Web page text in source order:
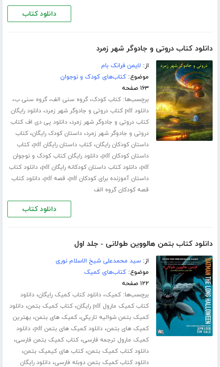
دانلود کتاب
دانلود کتاب دروتی و جادوگر شهر زمرد
از: لایمن فرانک بام
موضوع:کتاب‌های کودک و نوجوان
۱۶۳ صفحه
برچسب‌ها:کتاب کودک،گروه سنی الف،گروه سنی ب،
دانلود pdf کتاب دروتی و جادوگر شهر زمرد ،دانلود رایگان
کتاب دروتی و جادوگر شهر زمرد،دانلود پی دی اف کتاب
دروتی و جادوگر شهر زمرد،داستان کودک رایگان،کتاب
داستان کودکان رایگان،کتاب داستان رایگان pdf ،کتاب
داستان کودکان pdf
،دانلود رایگان کتاب کودک و نوجوان
pdf،دانلود کتاب داستان کودکانه رایگان pdf ،دانلود کتاب
داستان آموزنده برای کودکان pdf
، قصه pdf ،دانلود کتاب
قصه کودکان گروه الف
دانلود کتاب
دانلود کتاب بتمن هالووین طولانی - جلد اول
از:سید محمدعلی شیخ الاسلام نوری
موضوع:کتاب‌های کمیک
۱۲۲ صفحه
برچسب‌ها:کمیک،دانلود کتاب کمیک رایگان،دانلود
کتاب کمیک مارول pdf رایگان
،کتاب کمیک بتمن،دانلود
کمیک بتمن شوالیه تاریکی،کمیک های بتمن،بهترین
کمیک های بتمن،دانلود کمیک های بتمن pdf ،دانلود
کمیک مارول ترجمه فارسی،کتاب کمیک بتمن فارسی،
دانلود کتاب کمیک بتمن،کتاب های کیمیک بتمن،
دانلود کتاب کمیک بتمن دوبله فارسی،دانلود رایگان